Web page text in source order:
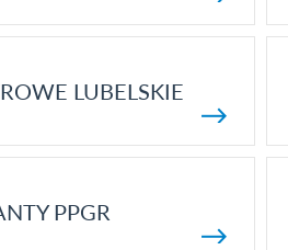
LUBELSKIE
PPGR